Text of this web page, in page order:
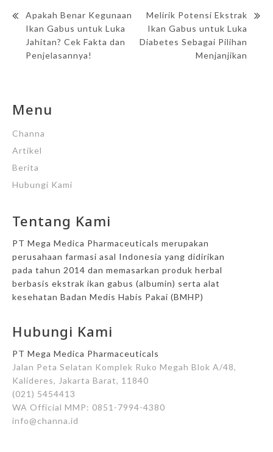
Apakah Benar Kegunaan
Ikan Gabus untuk Luka
Jahitan? Cek Fakta dan
Penjelasannya!
Melirik Potensi Ekstrak
Ikan Gabus untuk Luka
Diabetes Sebagai Pilihan
Menjanjikan
Menu
Channa
Artikel
Berita
Hubungi Kami
Tentang Kami
PT Mega Medica Pharmaceuticals merupakan
perusahaan farmasi asal Indonesia yang didirikan
pada tahun 2014 dan memasarkan produk herbal
berbasis ekstrak ikan gabus (albumin) serta alat
kesehatan Badan Medis Habis Pakai (BMHP)
Hubungi Kami
PT Mega Medica Pharmaceuticals
Jalan Peta Selatan Komplek Ruko Megah Blok A/48,
Kalideres, Jakarta Barat, 11840
(021) 5454413
WA Official MMP: 0851-7994-4380
info@channa.id